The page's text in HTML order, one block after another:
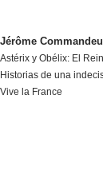
Jérôme
Astérix y Obélix: El
Historias de una
Vive la France